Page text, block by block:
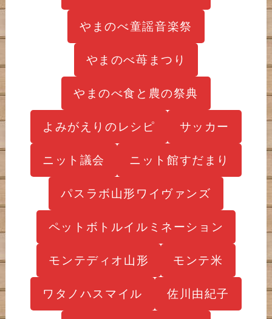
やまのべ童謡音楽祭
やまのべ苺まつり
やまのべ食と農の祭典
よみがえりのレシピ サッカー
ニット議会 ニット館すだまり
パスラボ山形ワイヴァンズ
ペットボトルイルミネーション
モンテディオ山形 モンテ米
ワタノハスマイル 佐川由紀子